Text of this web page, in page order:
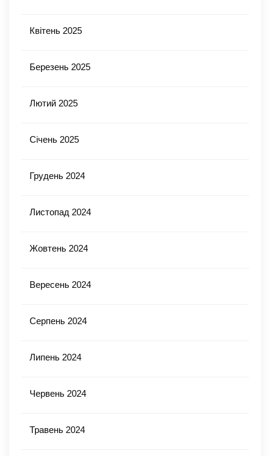
Квітень 2025
Березень 2025
Лютий 2025
Січень 2025
Грудень 2024
Листопад 2024
Жовтень 2024
Вересень 2024
Серпень 2024
Липень 2024
Червень 2024
Травень 2024